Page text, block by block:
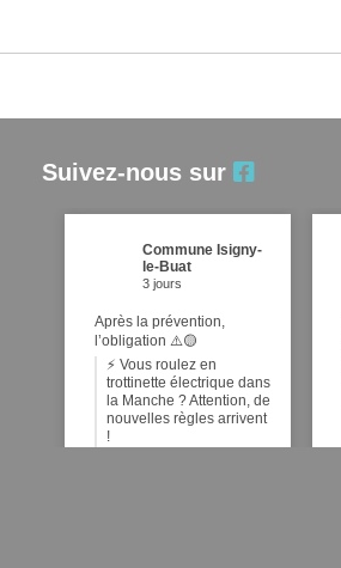
Suivez-nous sur
Commune Isigny-
le-Buat
3 jours
Après la prévention,
l’obligation ⚠️🟡
⚡ Vous roulez en
trottinette électrique dans
la Manche ? Attention, de
nouvelles règles arrivent
!